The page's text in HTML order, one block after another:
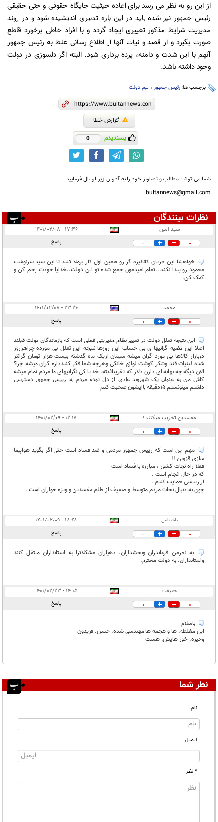
از این رو به نظر می رسد برای اعاده حیثیت جایگاه حقوقی و حتی حقیقی
رئیس جمهور نیز شده باید در این باره تدبیری اندیشیده شود و در روند
مدیریت شرایط مذکور تغییری ایجاد گردد و با افراد خاطی برخورد قاطع
صورت بگیرد و از قصد و نیات آنها از اطلاع رسانی غلط به رئیس جمهور
آنهم با این شدت و دامنه، پرده برداری شود. البته اگر دلسوزی در دولت
وجود داشته باشد.
برچسب ها: رئیس جمهور ، تیم دولت
گزارش خطا
پسندیدم 0
شما می توانید مطالب و تصاویر خود را به آدرس زیر ارسال فرمایید.
bultannews@gmail.com
نظرات بینندگان
در انتظار بررسی:
سید امین |
|
۱۷:۳۶ - ۱۴۰۱/۰۲/۰۸
0
0 پاسخ
خواهشا این جریان کانالیزه گر رو همین اول کار برملا کنید تا این سید سرنوشت
محمود رو پیدا نکنه...تمام امیدمون جمع شده تو این دولت..خدایا خودت رحم کن و
کمک کن.
محمد |
|
۲۳:۲۶ - ۱۴۰۱/۰۲/۰۸
0
0 پاسخ
این نتیجه تعلل دولت در تغییر نظام‌ مدیریتی فعلی است که بازماندگان دولت قبلند
اصلا این قضیه گرانیها ی بی حساب این روزها نتیجه این تعلل بی مورده چراهرروز
دربازار کالاها بی مورد گران میشه سیمان ازیک ماه گذشته بیست هزار تومان گرانتر
شده لبنیات قند وشکر گوشت لوازم خانگی وهرچه شما فکر کنیدداره گران میشه چرا؟
الان دیگه چه بهانه ای دارن دلار که تقریباثابته. خدایا کی نگرانیهای ما مردم تمام میشه
کاش من به عنوان یک شهروند عادی از دل توده مردم به رییس جمهور دسترسی
داشتم میتونستم ۱۵دقیقه باایشون صحبت کنم
مفسدین تخریب میکنند ! |
|
۱۲:۱۷ - ۱۴۰۱/۰۲/۰۹
0
0 پاسخ
مهم این است که رییس جمهور مردمی و ضد فساد است حتی اگر بگوید هواپیما
سازی قزوین !!
فعلا راه نجات کشور ، مبارزه با فساد است .
که در حال انجام است .
از رییسی حمایت کنیم .
چون به دنبال نجات مردم متوسط و ضعیف از ظلم مفسدین و ویژه خواران است .
ناشناس |
|
۱۸:۴۸ - ۱۴۰۱/۰۲/۰۹
0
0 پاسخ
به نظرمن فرماندران وبخشداران. دهیاران مشکلاترا به استانداران منتقل کنند
واستانداران. به دولت محترم.
حقیقت |
|
۱۴:۰۵ - ۱۴۰۱/۰۲/۲۳
0
0 پاسخ
باسلام
این مغلطه. ها و هجمه ها مهندسی شده. حسن. فریدون
وجیره. خور هایش. هست
نظر شما
نام
ایمیل
* نظر